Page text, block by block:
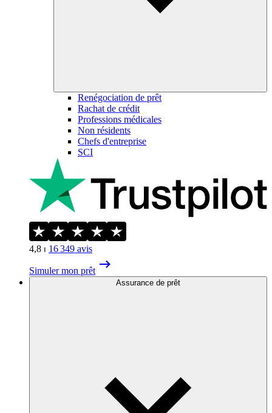
Renégociation de prêt
Rachat de crédit
Professions médicales
Non résidents
Chefs d'entreprise
SCI
4,8 ⏐ 16 349 avis
Simuler mon prêt
Assurance de prêt